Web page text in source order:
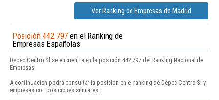
Ver Ranking de Empresas de Madrid
Posición 442.797 en el Ranking de
Empresas Españolas
Depec Centro Sl se encuentra en la posición 442.797 del Ranking Nacional de
Empresas.
A continuación podrá consultar la posición en el ranking de Depec Centro Sl y
empresas con posiciones similares: